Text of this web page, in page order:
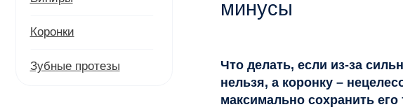
Что делать, если из-за сильного
нельзя, а коронку –
превосходит обычную пломбу по
характеристикам. Подробнее обо
вкладок в стоматологии читайте в
Зубные протезы